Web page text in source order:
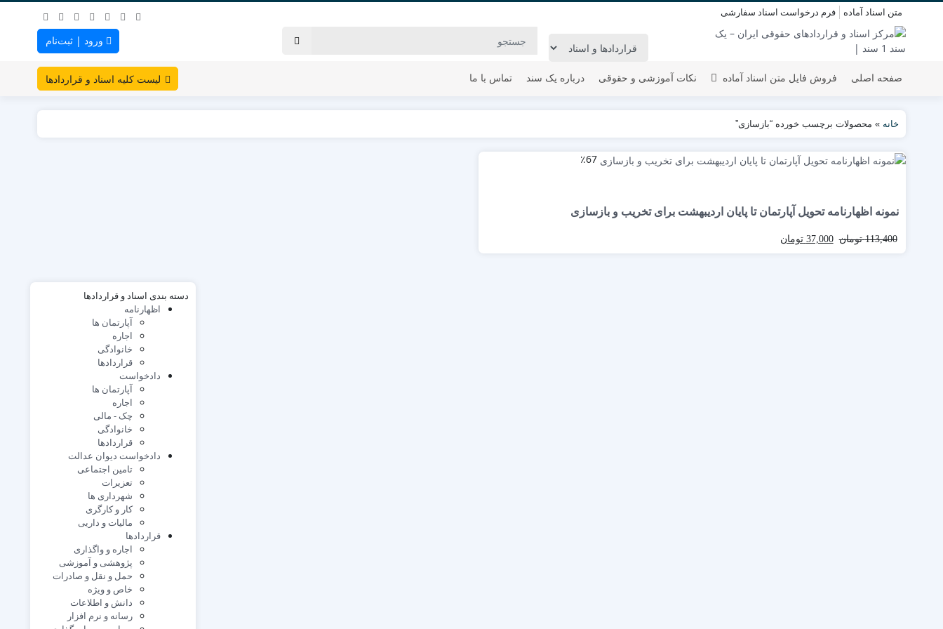
متن اسناد آماده فرم درخواست اسناد سفارشی
ورود | ثبت‌نام
صفحه اصلی فروش فایل متن اسناد آماده نکات آموزشی و حقوقی درباره یک سند تماس با ما لیست کلیه اسناد و قراردادها
خانه » محصولات برچسب خورده “بازسازی”
٪67
نمونه اظهارنامه تحویل آپارتمان تا پایان اردیبهشت برای تخریب و بازسازی
113,400 تومان 37,000 تومان
دسته بندی اسناد و قراردادها
اظهارنامه
آپارتمان ها
اجاره
خانوادگی
قراردادها
دادخواست
آپارتمان ها
اجاره
چک - مالی
خانوادگی
قراردادها
دادخواست دیوان عدالت
تامین اجتماعی
تعزیرات
شهرداری ها
کار و کارگری
مالیات و داریی
قراردادها
اجاره و واگذاری
پژوهشی و آموزشی
حمل و نقل و صادرات
خاص و ویژه
دانش و اطلاعات
رسانه و نرم افزار